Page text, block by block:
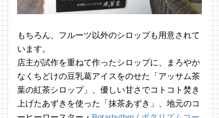
もちろん、フルーツ以外のシロップも用意されて
います。
店主が試作を重ねて作ったシロップに、まろやか
なくちどけの豆乳葛アイスをのせた「アッサム茶
葉の紅茶シロップ」、優しい甘さでコトコト焚き
上げたあずきを使った「抹茶あずき」、地元のコ